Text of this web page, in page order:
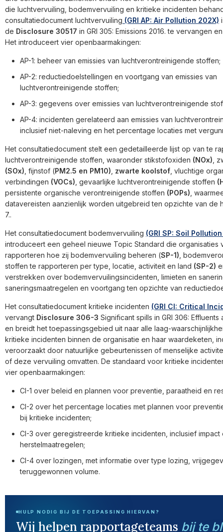
die luchtvervuiling, bodemvervuiling en kritieke incidenten
consultatiedocument luchtvervuiling (GRI AP: Air Pollution 202X)
de Disclosure 30517 in GRI 305: Emissions 2016. te vervangen
Het introduceert vier openbaarmakingen:
AP-1: beheer van emissies van luchtverontreinigende stoffen;
AP-2: reductiedoelstellingen en voortgang van emissies van
luchtverontreinigende stoffen;
AP-3: gegevens over emissies van luchtverontreinigende
AP-4: incidenten gerelateerd aan emissies van
inclusief niet-naleving en het percentage locaties met
Het consultatiedocument stelt een gedetailleerde lijst op van te
luchtverontreinigende stoffen, waaronder stikstofoxiden (NOx) ,
(SOx) , fijnstof (PM2.5 en PM10) zwarte koolstof , vluchtige
verbindingen (VOCs) , gevaarlijke luchtverontreinigende stoffen
persistente organische verontreinigende stoffen (POPs) ,
datavereisten aanzienlijk worden uitgebreid ten opzichte van de
7..
Het consultatiedocument bodemvervuiling (GRI SP: Soil
introduceert een geheel nieuwe Topic Standard die organisaties
rapporteren hoe zij bodemvervuiling beheren (SP-1) ,
stoffen te rapporteren per type, locatie, activiteit en land (SP-2)
verstrekken over bodemvervuilingsincidenten, limieten en
saneringsmaatregelen en voortgang ten opzichte van
Het consultatiedocument kritieke incidenten (GRI CI: Critical
vervangt Disclosure 306-3 Significant spills in GRI 306: Effluents
en breidt het toepassingsgebied uit naar alle laag-
kritieke incidenten binnen de organisatie en haar waardeketen,
veroorzaakt door natuurlijke gebeurtenissen of menselijke
of deze vervuiling omvatten. De standaard voor kritieke
vier openbaarmakingen:
CI-1 over beleid en plannen voor preventie, paraatheid en
CI-2 over het percentage locaties met plannen voor
bij kritieke incidenten;
CI-3 over geregistreerde kritieke incidenten, inclusief impact
herstelmaatregelen;
CI-4 over lozingen, met informatie over type lozing,
teruggewonnen volume.
HULP NODIG BIJ DE TOEPASSING HIERVAN?
Wij helpen rapportageteams bij te